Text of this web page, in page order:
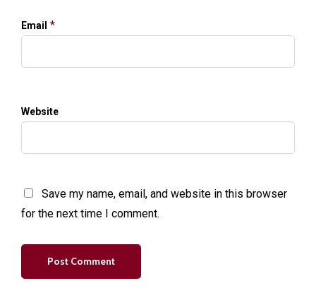
Email *
Website
Save my name, email, and website in this browser
for the next time I comment.